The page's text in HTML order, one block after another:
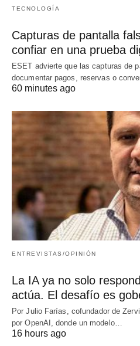
TECNOLOGÍA
Capturas de pantalla
confiar en una prueba
ESET advierte que las capturas de
documentar pagos, reservas o
60 minutes ago
ENTREVISTAS/OPINIÓN
La IA ya no solo
actúa. El desafío es
Por Julio Farías, cofundador de
por OpenAI, donde un modelo…
16 hours ago